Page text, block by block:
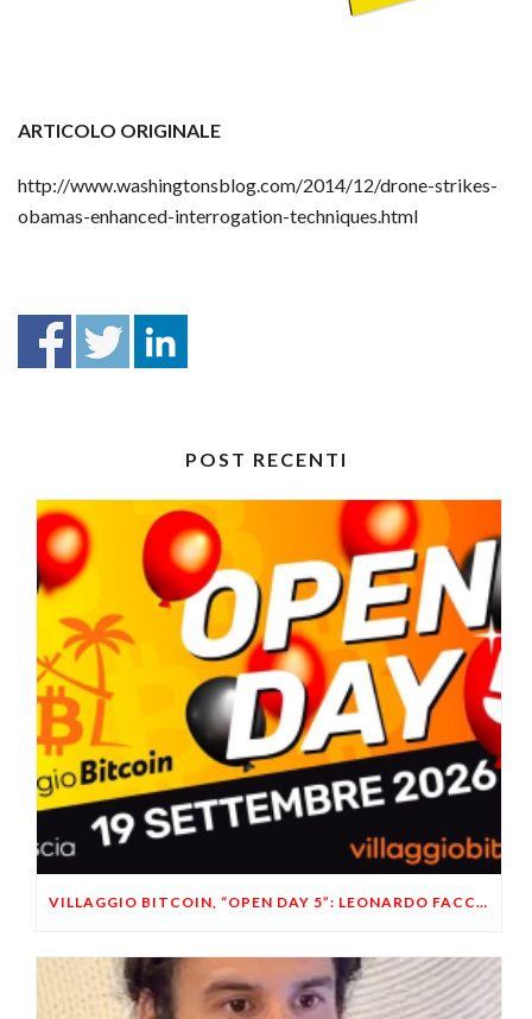
ARTICOLO ORIGINALE
http://www.washingtonsblog.com/2014/12/drone-strikes-
obamas-enhanced-interrogation-techniques.html
POST RECENTI
VILLAGGIO BITCOIN, “OPEN DAY 5”: LEONARDO FACCO OSPITE A BRESCIA